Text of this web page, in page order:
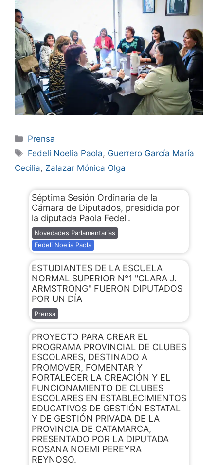
Prensa
Fedeli Noelia Paola, Guerrero García María
Cecilia, Zalazar Mónica Olga
Séptima Sesión Ordinaria de la
Cámara de Diputados, presidida por
la diputada Paola Fedeli.
Novedades Parlamentarias
Fedeli Noelia Paola
ESTUDIANTES DE LA ESCUELA
NORMAL SUPERIOR N°1 "CLARA J.
ARMSTRONG" FUERON DIPUTADOS
POR UN DÍA
Prensa
PROYECTO PARA CREAR EL
PROGRAMA PROVINCIAL DE CLUBES
ESCOLARES, DESTINADO A
PROMOVER, FOMENTAR Y
FORTALECER LA CREACIÓN Y EL
FUNCIONAMIENTO DE CLUBES
ESCOLARES EN ESTABLECIMIENTOS
EDUCATIVOS DE GESTIÓN ESTATAL
Y DE GESTIÓN PRIVADA DE LA
PROVINCIA DE CATAMARCA,
PRESENTADO POR LA DIPUTADA
ROSANA NOEMI PEREYRA
REYNOSO.